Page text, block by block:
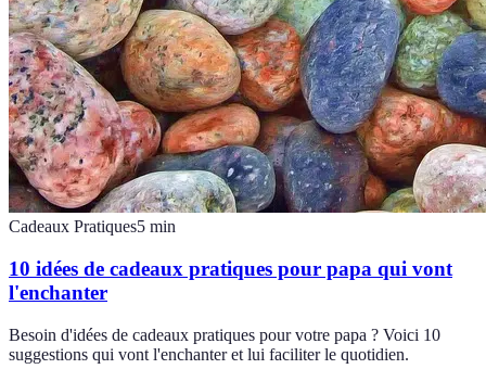
Cadeaux Pratiques5 min
10 idées de cadeaux pratiques pour papa qui vont
l'enchanter
Besoin d'idées de cadeaux pratiques pour votre papa ? Voici 10
suggestions qui vont l'enchanter et lui faciliter le quotidien.